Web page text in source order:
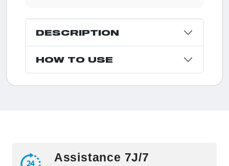
DESCRIPTION
HOW TO USE
Assistance 7J/7